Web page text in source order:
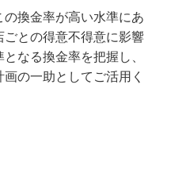
換金率が高い水準にあ
ごとの得意不得意に影響
なる換金率を把握し、
の一助としてご活用く